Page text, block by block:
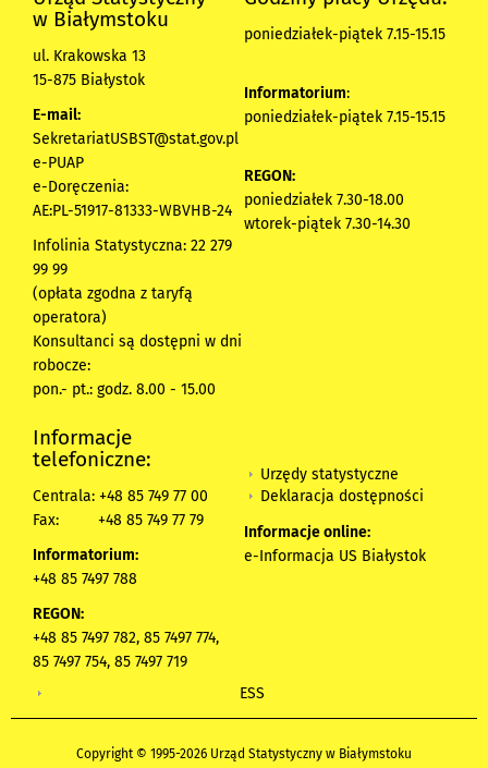
w Białymstoku
ul. Krakowska 13
15-875 Białystok
E-mail:
SekretariatUSBST@stat.gov.pl
e-PUAP
e-Doręczenia:
AE:PL-51917-81333-WBVHB-24
Infolinia Statystyczna: 22 279
99 99
(opłata zgodna z taryfą
operatora)
Konsultanci są dostępni w dni
robocze:
pon.- pt.: godz. 8.00 - 15.00
poniedziałek-piątek 7.15-15.15
Informatorium:
poniedziałek-piątek 7.15-15.15
REGON:
poniedziałek 7.30-18.00
wtorek-piątek 7.30-14.30
Informacje
telefoniczne:
Centrala: +48 85 749 77 00
Fax:
+48 85 749 77 79
Informatorium:
+48 85 7497 788
REGON:
+48 85 7497 782, 85 7497 774,
85 7497 754, 85 7497 719
Urzędy statystyczne
Deklaracja dostępności
Informacje online:
e-Informacja US Białystok
ESS
Copyright © 1995-2026 Urząd Statystyczny w Białymstoku